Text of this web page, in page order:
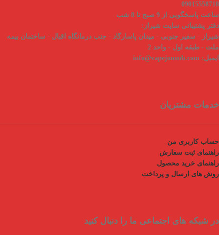
09015558718
ساعت پاسخگویی از 9 صبح تا 8 شب
دفتر پشتیبانی سایت شیراز:
شیراز - سفیر جنوبی - میدان پاسارگاد - جنب درمانگاه اقبال - ساختمان بیمه
ملت - طبقه اول - واحد 2
ایمیل:
خدمات مشتریان
حساب کاربری من
راهنمای ثبت سفارش
راهنمای خرید محصول
روش های ارسال و پرداخت
در شبکه های اجتماعی ما را دنبال کنید